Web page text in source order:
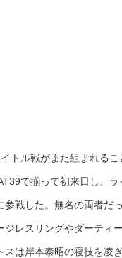
トル戦がまた組まれる
で揃って初来日し、ラ
参戦した。無名の両者だ
ジレスリングやダーティ
スは岸本泰昭の寝技を凌